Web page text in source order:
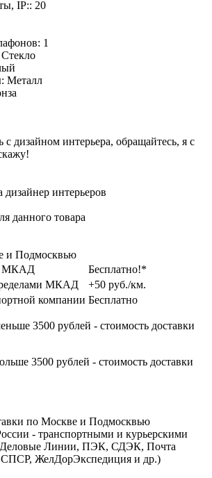
IP:: 20
1
Металл
дизайном интерьера, обращайтесь, я с
дизайнер интерьеров
данного товара
и Подмосквью
МКАД
Бесплатно!*
МКАД
+50 руб./км.
компании Бесплатно
3500 рублей - стоимость доставки
3500 рублей - стоимость доставки
по Москве и Подмосквью
- транспортными и курьерскими
Линии, ПЭК, СДЭК, Почта
ЖелДорЭкспедиция и др.)